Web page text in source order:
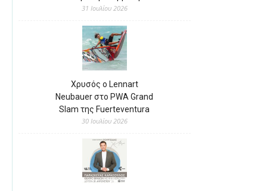
31 Ιουλίου 2026
Χρυσός ο Lennart
Neubauer στο PWA Grand
Slam της Fuerteventura
30 Ιουλίου 2026